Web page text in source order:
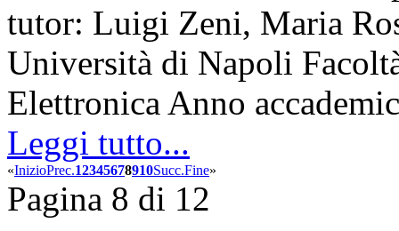
tutor: Luigi Zeni, Maria
Università di Napoli
Elettronica Anno
Leggi tutto...
«InizioPrec.12345678910Succ.Fine»
Pagina 8 di 12